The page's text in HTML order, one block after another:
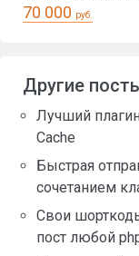
70 000 руб.
Другие
Лучший
Cache
Быстрая
сочетанием
Свои
пост любой